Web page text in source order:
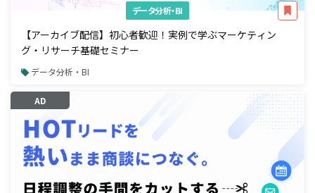
データ分析・BI
【アーカイブ配信】初心者歓迎！実例で学ぶマーケティン
グ・リサーチ基礎セミナー
データ分析・BI
AD